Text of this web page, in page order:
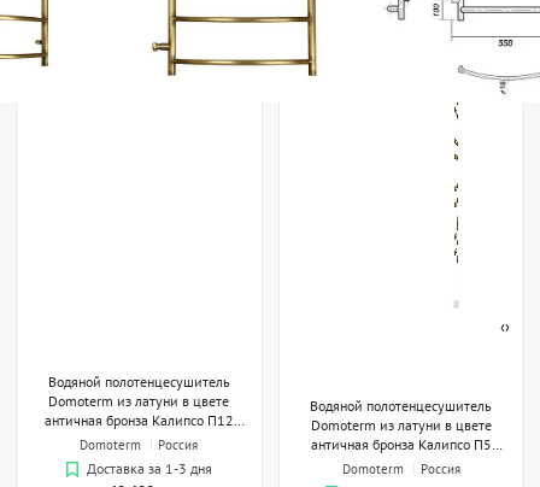
‹›
Водяной полотенцесушитель
Domoterm из латуни в цвете
античная бронза Калипсо П12
500x985 АБР
Domoterm
Россия
Доставка за 1-3 дня
Водяной полотенцесушитель
Domoterm из латуни в цвете
античная бронза Калипсо П5
500x700-500 АБР с бо
Domoterm
Россия